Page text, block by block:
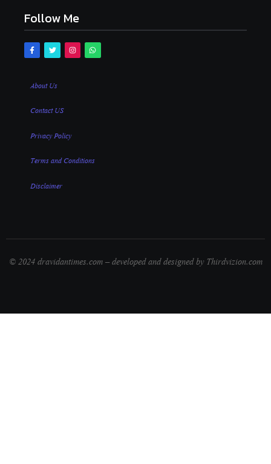
Follow Me
About Us
Contact US
Privacy Policy
Terms and Conditions
Disclaimer
© 2024 dravidantimes.com – developed and designed by Thirdvizion.com